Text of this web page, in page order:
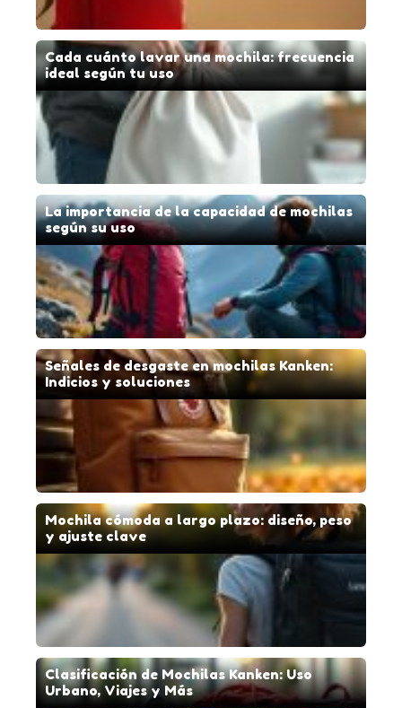
Cada cuánto lavar una mochila: frecuencia
ideal según tu uso
La importancia de la capacidad de mochilas
según su uso
Señales de desgaste en mochilas Kanken:
Indicios y soluciones
Mochila cómoda a largo plazo: diseño, peso
y ajuste clave
Clasificación de Mochilas Kanken: Uso
Urbano, Viajes y Más